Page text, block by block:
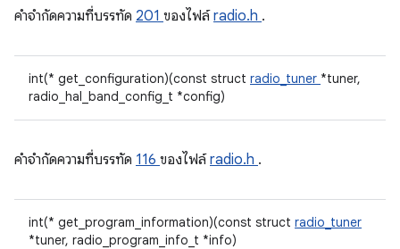
คําจํากัดความที่บรรทัด 201 ของไฟล์radio.h .
int(* get_configuration)(const struct radio_tuner *tuner,
radio_hal_band_config_t *config)
คําจํากัดความที่บรรทัด 116 ของไฟล์radio.h .
int(* get_program_information)(const struct radio_tuner
*tuner, radio_program_info_t *info)